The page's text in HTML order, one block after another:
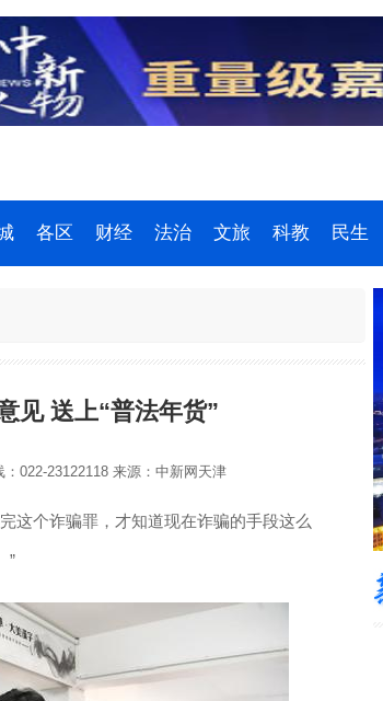
各区 财经 法治 文旅 科教 民生
见 送上“普法年货”
：022-23122118来源：中新网天津
个诈骗罪，才知道现在诈骗的手段这么
”